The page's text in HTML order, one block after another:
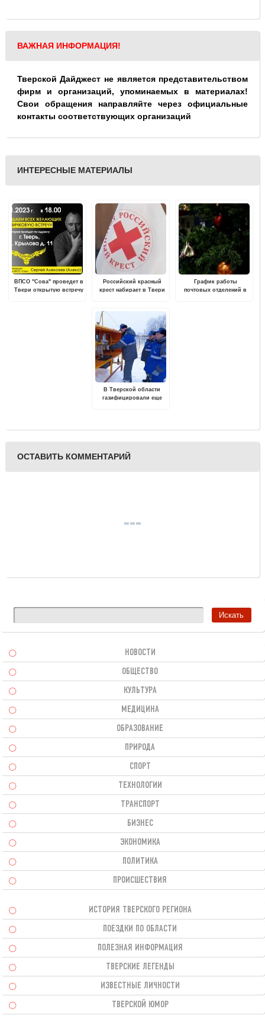
ВАЖНАЯ ИНФОРМАЦИЯ!
Тверской Дайджест не является представительством
фирм и организаций, упоминаемых в материалах!
Свои обращения направляйте через официальные
контакты соответствующих организаций
ИНТЕРЕСНЫЕ МАТЕРИАЛЫ
ВПСО "Сова" проведет в
Твери открытую встречу
Российский красный
крест набирает в Твери
программе "Первая
помощь"
График работы
почтовых отделений в
В Тверской области
газифицировали еще
ОСТАВИТЬ КОММЕНТАРИЙ
НОВОСТИ
ОБЩЕСТВО
КУЛЬТУРА
МЕДИЦИНА
ОБРАЗОВАНИЕ
ПРИРОДА
СПОРТ
ТЕХНОЛОГИИ
ТРАНСПОРТ
БИЗНЕС
ЭКОНОМИКА
ПОЛИТИКА
ПРОИСШЕСТВИЯ
ИСТОРИЯ ТВЕРСКОГО РЕГИОНА
ПОЕЗДКИ ПО ОБЛАСТИ
ПОЛЕЗНАЯ ИНФОРМАЦИЯ
ТВЕРСКИЕ ЛЕГЕНДЫ
ИЗВЕСТНЫЕ ЛИЧНОСТИ
ТВЕРСКОЙ ЮМОР